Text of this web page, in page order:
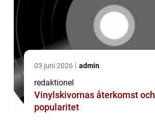
03 juni 2026 admin
redaktionel
Vinylskivornas återkomst och
popularitet